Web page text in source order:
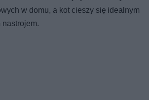
w domu, a kot cieszy się idealnym